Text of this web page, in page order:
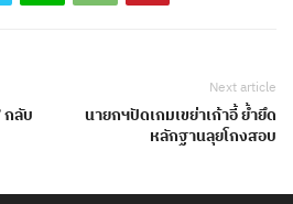
กลับ
Next article
นายกฯปัดเกมเขย่าเก้าอี้ ย้ำยึด
หลักฐานลุยโกงสอบ